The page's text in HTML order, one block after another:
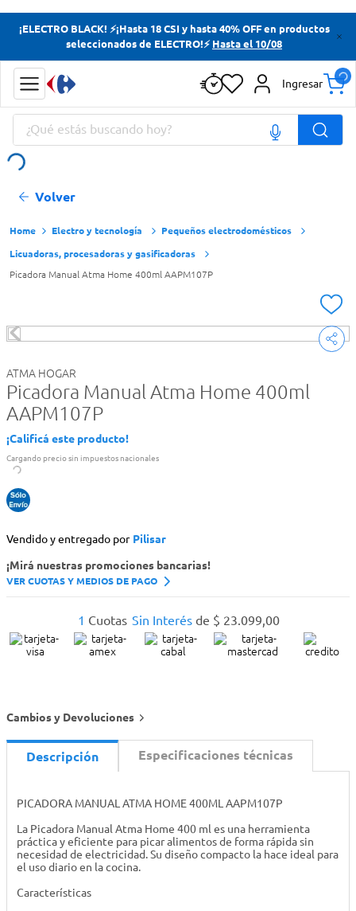
¡ELECTRO BLACK! ⚡¡Hasta 18 CSI y hasta 40% OFF en productos
seleccionados de ELECTRO!⚡ Hasta el 10/08
Ingresar
¿Qué estás buscando hoy?
Volver
Electro y tecnología
Pequeños electrodomésticos
Licuadoras, procesadoras y gasificadoras
Picadora Manual Atma Home 400ml AAPM107P
ATMA HOGAR
Picadora Manual Atma Home 400ml
AAPM107P
¡Calificá este producto!
Cargando precio sin impuestos nacionales
Vendido y entregado por Pilisar
¡Mirá nuestras promociones bancarias!
VER CUOTAS Y MEDIOS DE PAGO
1 Cuotas Sin Interés de $ 23.099,00
Cambios y Devoluciones
Descripción Especificaciones técnicas
PICADORA MANUAL ATMA HOME 400ML AAPM107P
La Picadora Manual Atma Home 400 ml es una herramienta
práctica y eficiente para picar alimentos de forma rápida sin
necesidad de electricidad. Su diseño compacto la hace ideal para
el uso diario en la cocina.
Características
Términos más buscados
Yerba
Cerveza
Doves
Términos más buscados
Cerveza
Doves
Jabon Tocador